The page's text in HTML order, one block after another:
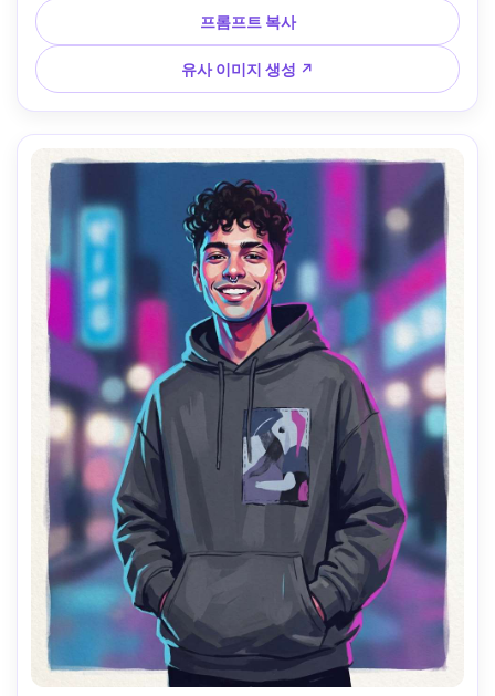
단순화, 텅스텐 램프로 깊고 아늑한 그림자, 매트 과슈 레이어,
절제된 붓터치, 은은한 종이 결, 풍부한 브라운·와인 레드 팔레
트, 얼굴 중심의 친밀한 구도, 차분하고 지적인 분위기, 85mm
렌즈, 얕은 심도 --ar 4:5
프롬프트 복사
유사 이미지 생성 ↗